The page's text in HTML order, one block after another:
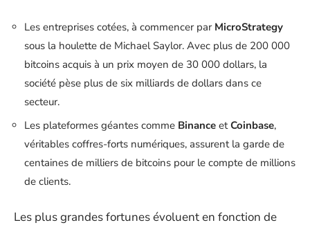
Les entreprises cotées, à commencer par MicroStrategy
sous la houlette de Michael Saylor. Avec plus de 200 000
bitcoins acquis à un prix moyen de 30 000 dollars, la
société pèse plus de six milliards de dollars dans ce
secteur.
Les plateformes géantes comme Binance etCoinbase,
véritables coffres-forts numériques, assurent la garde de
centaines de milliers de bitcoins pour le compte de millions
de clients.
Les plus grandes fortunes évoluent en fonction de